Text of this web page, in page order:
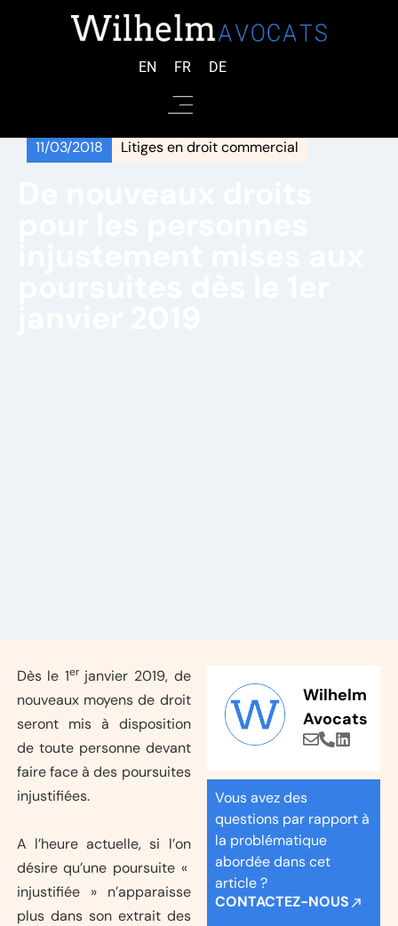
EN FR DE
11/03/2018 Litiges en droit commercial
Dès le 1erjanvier 2019, de
nouveaux moyens de droit
seront mis à disposition
de toute personne devant
faire face à des poursuites
injustifiées.
A l’heure actuelle, si l’on
désire qu’une poursuite «
injustifiée » n’apparaisse
plus dans son extrait des
Wilhelm
Avocats
Vous avez des
questions par rapport à
la problématique
abordée dans cet
article ?
CONTACTEZ-NOUS